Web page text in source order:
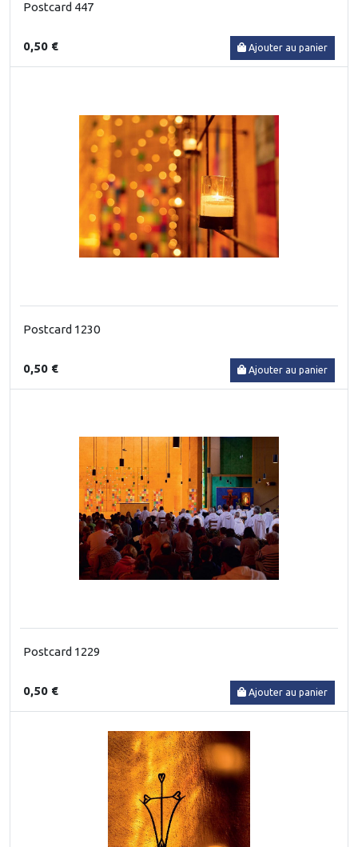
Postcard 447
0,50 € Ajouter au panier
Postcard 1230
0,50 € Ajouter au panier
Postcard 1229
0,50 € Ajouter au panier